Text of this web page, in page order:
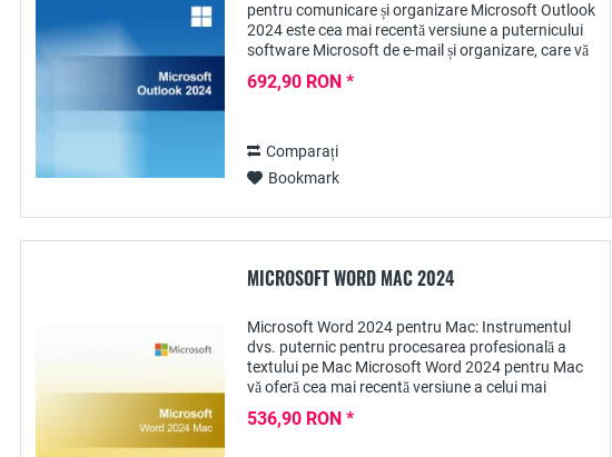
pentru comunicare și organizare Microsoft Outlook
2024 este cea mai recentă versiune a puternicului
software Microsoft de e-mail și organizare, care vă
692,90 RON *
Comparați
Bookmark
MICROSOFT WORD MAC 2024
Microsoft Word 2024 pentru Mac: Instrumentul
dvs. puternic pentru procesarea profesională a
textului pe Mac Microsoft Word 2024 pentru Mac
vă oferă cea mai recentă versiune a celui mai
536,90 RON *